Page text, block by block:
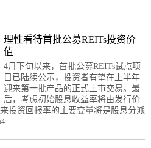
理性看待首批公募REITs投资价
值
4月下旬以来，首批公募REITs试点项
目已陆续公示，投资者有望在上半年
迎来第一批产品的正式上市交易。最
后，考虑初始股息收益率将由发行价
投资回报率的主要变量将是股息分派